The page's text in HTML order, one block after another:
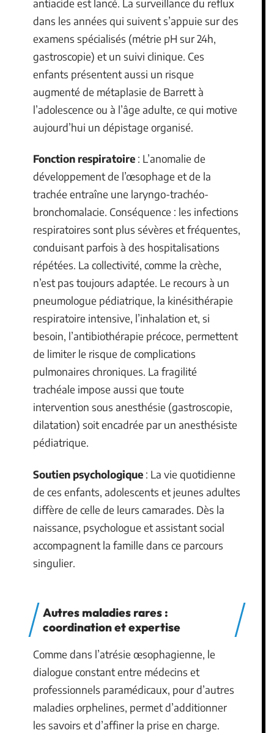
antiacide est lancé. La surveillance du reflux
dans les années qui suivent s’appuie sur des
examens spécialisés (métrie pH sur 24h,
gastroscopie) et un suivi clinique. Ces
enfants présentent aussi un risque
augmenté de métaplasie de Barrett à
l’adolescence ou à l’âge adulte, ce qui motive
aujourd’hui un dépistage organisé.
Fonction respiratoire : L’anomalie de
développement de l’œsophage et de la
trachée entraîne une laryngo-trachéo-
bronchomalacie. Conséquence : les infections
respiratoires sont plus sévères et fréquentes,
conduisant parfois à des hospitalisations
répétées. La collectivité, comme la crèche,
n’est pas toujours adaptée. Le recours à un
pneumologue pédiatrique, la kinésithérapie
respiratoire intensive, l’inhalation et, si
besoin, l’antibiothérapie précoce, permettent
de limiter le risque de complications
pulmonaires chroniques. La fragilité
trachéale impose aussi que toute
intervention sous anesthésie (gastroscopie,
dilatation) soit encadrée par un anesthésiste
pédiatrique.
Soutien psychologique : La vie quotidienne
de ces enfants, adolescents et jeunes adultes
diffère de celle de leurs camarades. Dès la
naissance, psychologue et assistant social
accompagnent la famille dans ce parcours
singulier.
Autres maladies rares :
coordination et expertise
Comme dans l’atrésie œsophagienne, le
dialogue constant entre médecins et
professionnels paramédicaux, pour d’autres
maladies orphelines, permet d’additionner
les savoirs et d’affiner la prise en charge.